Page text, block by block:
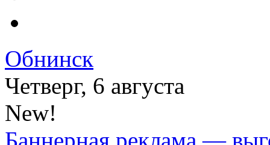
Обнинск
Четверг, 6 августа
New!